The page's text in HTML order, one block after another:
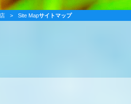
> Site Mapサイトマップ